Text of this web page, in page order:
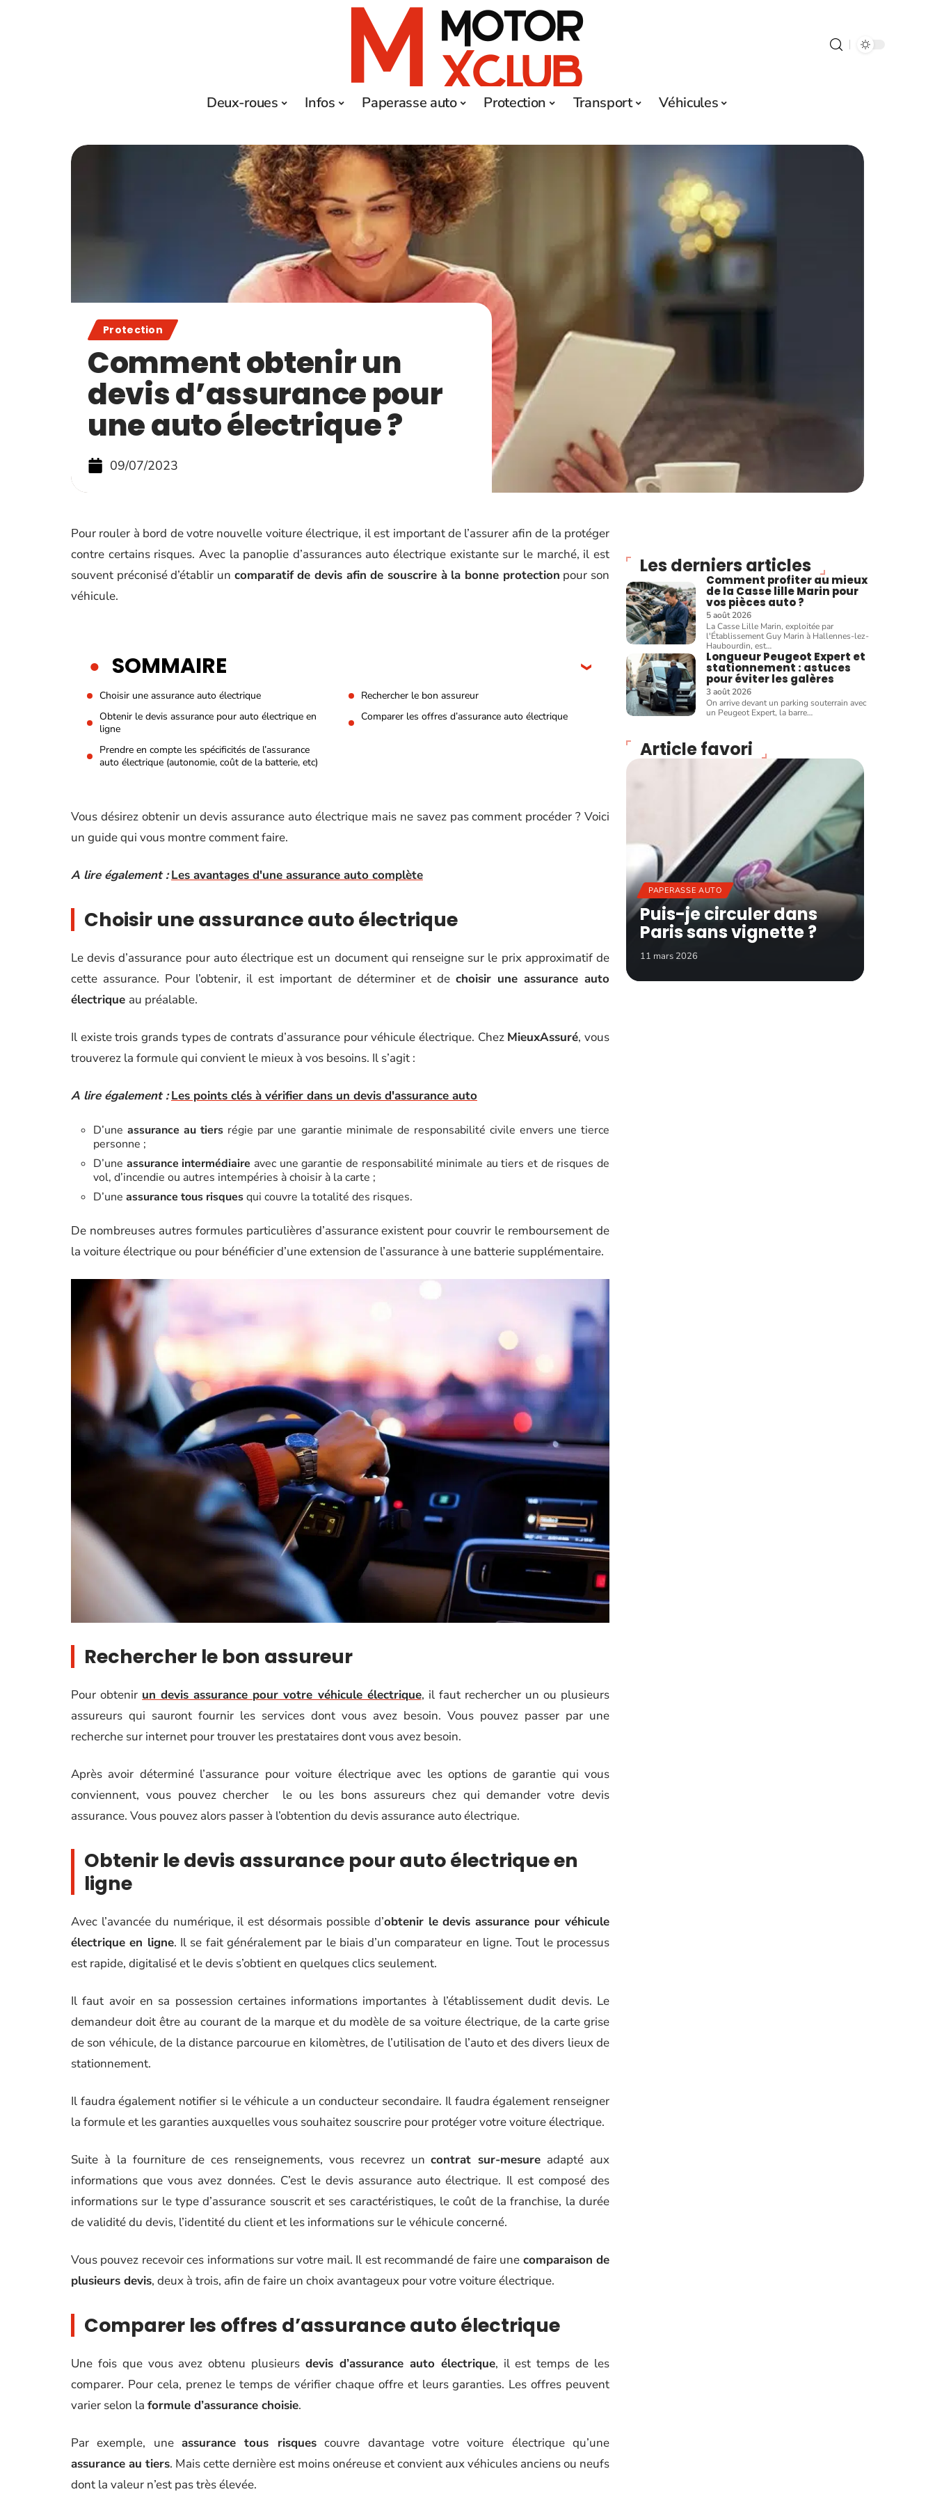
Deux-roues Infos Paperasse auto Protection Transport Véhicules
Protection
Comment obtenir un
devis d’assurance pour
une auto électrique ?
09/07/2023
Pour rouler à bord de votre nouvelle voiture électrique, il est important de l’assurer afin de la protéger
contre certains risques. Avec la panoplie d’assurances auto électrique existante sur le marché, il est
souvent préconisé d’établir un comparatif de devis afin de souscrire à la bonne protection pour son
véhicule.
SOMMAIRE
Choisir une assurance auto électrique
Rechercher le bon assureur
Obtenir le devis assurance pour auto électrique en
ligne
Comparer les offres d’assurance auto électrique
Prendre en compte les spécificités de l’assurance
auto électrique (autonomie, coût de la batterie, etc)
Vous désirez obtenir un devis assurance auto électrique mais ne savez pas comment procéder ? Voici
un guide qui vous montre comment faire.
A lire également : Les avantages d'une assurance auto complète
Choisir une assurance auto électrique
Le devis d’assurance pour auto électrique est un document qui renseigne sur le prix approximatif de
cette assurance. Pour l’obtenir, il est important de déterminer et de choisir une assurance auto
électrique au préalable.
Il existe trois grands types de contrats d’assurance pour véhicule électrique. Chez MieuxAssuré, vous
trouverez la formule qui convient le mieux à vos besoins. Il s’agit :
A lire également : Les points clés à vérifier dans un devis d'assurance auto
D’uneassurance au tiers régie par une garantie minimale de responsabilité civile envers une tierce
personne ;
D’une assurance intermédiaire avec une garantie de responsabilité minimale au tiers et de risques de
vol, d’incendie ou autres intempéries à choisir à la carte ;
D’une assurance tous risquesqui couvre la totalité des risques.
De nombreuses autres formules particulières d’assurance existent pour couvrir le remboursement de
la voiture électrique ou pour bénéficier d’une extension de l’assurance à une batterie supplémentaire.
Rechercher le bon assureur
Pour obtenir un devis assurance pour votre véhicule électrique, il faut rechercher un ou plusieurs
assureurs qui sauront fournir les services dont vous avez besoin. Vous pouvez passer par une
recherche sur internet pour trouver les prestataires dont vous avez besoin.
Après avoir déterminé l’assurance pour voiture électrique avec les options de garantie qui vous
conviennent, vous pouvez chercher le ou les bons assureurs chez qui demander votre devis
assurance. Vous pouvez alors passer à l’obtention du devis assurance auto électrique.
Obtenir le devis assurance pour auto électrique en
ligne
Avec l’avancée du numérique, il est désormais possible d’obtenir le devis assurance pour véhicule
électrique en ligne. Il se fait généralement par le biais d’un comparateur en ligne. Tout le processus
est rapide, digitalisé et le devis s’obtient en quelques clics seulement.
Il faut avoir en sa possession certaines informations importantes à l’établissement dudit devis. Le
demandeur doit être au courant de la marque et du modèle de sa voiture électrique, de la carte grise
de son véhicule, de la distance parcourue en kilomètres, de l’utilisation de l’auto et des divers lieux de
stationnement.
Il faudra également notifier si le véhicule a un conducteur secondaire. Il faudra également renseigner
la formule et les garanties auxquelles vous souhaitez souscrire pour protéger votre voiture électrique.
Suite à la fourniture de ces renseignements, vous recevrez uncontrat sur-mesure adapté aux
informations que vous avez données. C’est le devis assurance auto électrique. Il est composé des
informations sur le type d’assurance souscrit et ses caractéristiques, le coût de la franchise, la durée
de validité du devis, l’identité du client et les informations sur le véhicule concerné.
Vous pouvez recevoir ces informations sur votre mail. Il est recommandé de faire une comparaison de
plusieurs devis, deux à trois, afin de faire un choix avantageux pour votre voiture électrique.
Comparer les offres d’assurance auto électrique
Une fois que vous avez obtenu plusieursdevis d’assurance auto électrique, il est temps de les
comparer. Pour cela, prenez le temps de vérifier chaque offre et leurs garanties. Les offres peuvent
varier selon la formule d’assurance choisie.
Par exemple, uneassurance tous risquescouvre davantage votre voiture électrique qu’une
assurance au tiers. Mais cette dernière est moins onéreuse et convient aux véhicules anciens ou neufs
dont la valeur n’est pas très élevée.
Les derniers articles
Comment profiter au mieux
de la Casse lille Marin pour
vos pièces auto ?
5 août 2026
La Casse Lille Marin, exploitée par
l'Établissement Guy Marin à Hallennes-lez-
Haubourdin, est…
Longueur Peugeot Expert et
stationnement : astuces
pour éviter les galères
3 août 2026
On arrive devant un parking souterrain avec
un Peugeot Expert, la barre…
Article favori
PAPERASSE AUTO
Puis-je circuler dans
Paris sans vignette ?
11 mars 2026